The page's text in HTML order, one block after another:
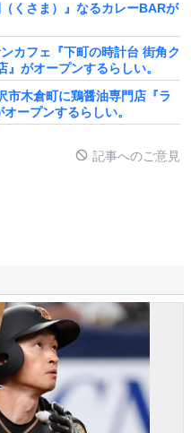
くさま）』なるカレーBARが
カフェ『下町の時計台 街角ク
がオープンするらしい。
市木倉町に鶏醤油専門店『ラ
ープンするらしい。
記事へのご意見